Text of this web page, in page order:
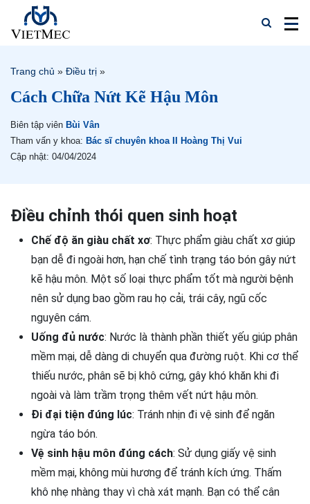
Trang chủ » Điều trị »
Cách Chữa Nứt Kẽ Hậu Môn
Biên tập viên Bùi Vân
Tham vấn y khoa: Bác sĩ chuyên khoa II Hoàng Thị Vui
Cập nhật: 04/04/2024
Điều chỉnh thói quen sinh hoạt
Chế độ ăn giàu chất xơ: Thực phẩm giàu chất xơ giúp
bạn dễ đi ngoài hơn, hạn chế tình trạng táo bón gây nứt
kẽ hậu môn. Một số loại thực phẩm tốt mà người bệnh
nên sử dụng bao gồm rau họ cải, trái cây, ngũ cốc
nguyên cám.
Uống đủ nước: Nước là thành phần thiết yếu giúp phân
mềm mại, dễ dàng di chuyển qua đường ruột. Khi cơ thể
thiếu nước, phân sẽ bị khô cứng, gây khó khăn khi đi
ngoài và làm trầm trọng thêm vết nứt hậu môn.
Đi đại tiện đúng lúc: Tránh nhịn đi vệ sinh để ngăn
ngừa táo bón.
Vệ sinh hậu môn đúng cách: Sử dụng giấy vệ sinh
mềm mại, không mùi hương để tránh kích ứng. Thấm
khô nhẹ nhàng thay vì chà xát mạnh. Bạn có thể cân